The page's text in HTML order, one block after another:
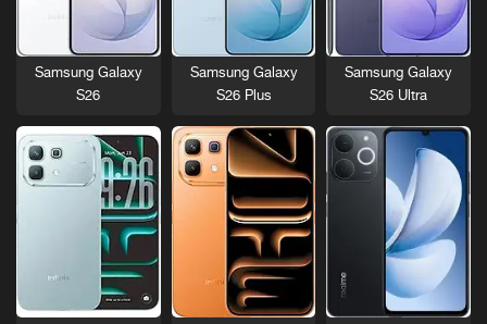
Samsung Galaxy
S26 Ultra
Samsung Galaxy
S26 Plus
Samsung Galaxy
S26